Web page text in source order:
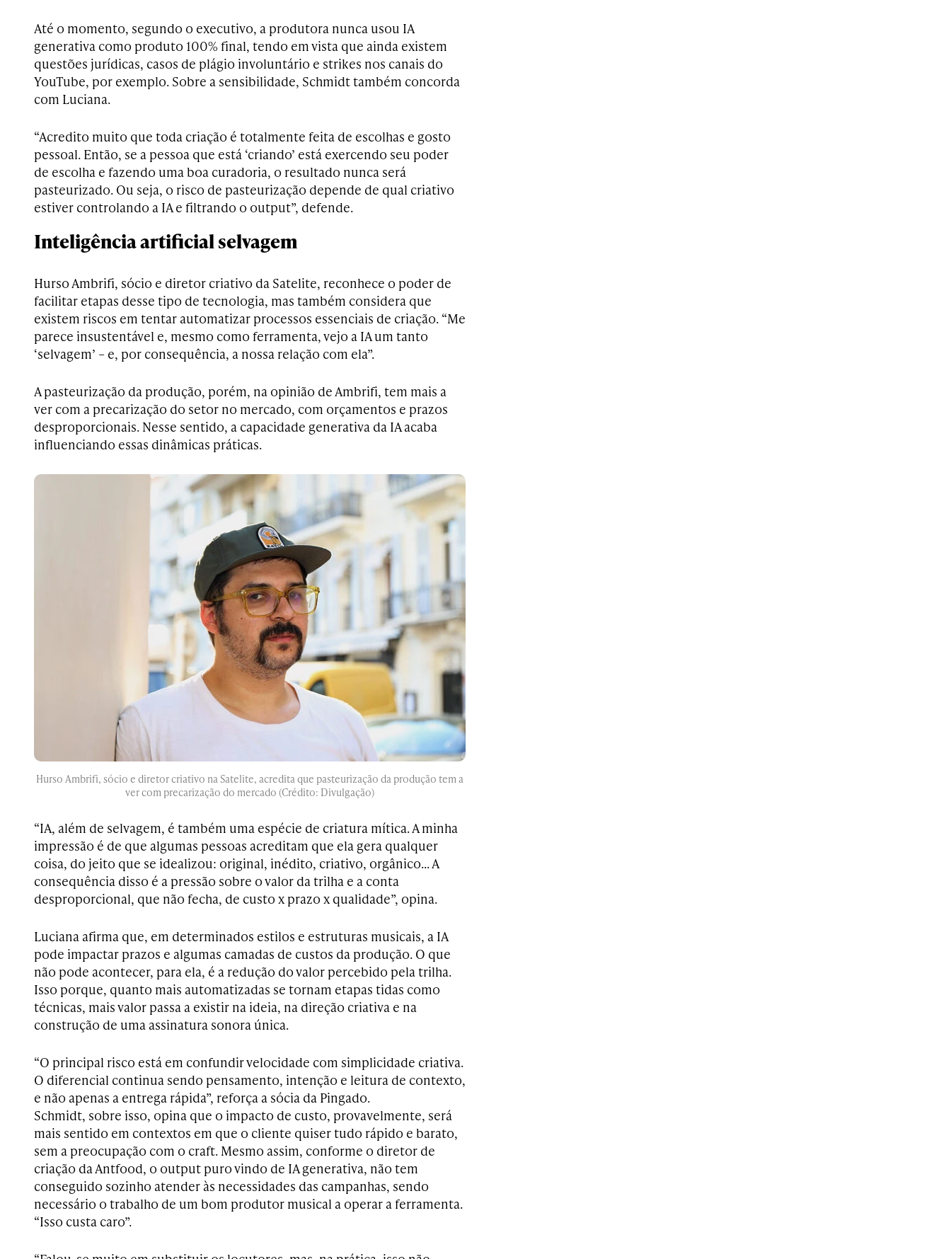
Até o momento, segundo o executivo, a produtora nunca usou IA
generativa como produto 100% final, tendo em vista que ainda existem
questões jurídicas, casos de plágio involuntário e strikes nos canais do
YouTube, por exemplo. Sobre a sensibilidade, Schmidt também concorda
com Luciana.
“Acredito muito que toda criação é totalmente feita de escolhas e gosto
pessoal. Então, se a pessoa que está ‘criando’ está exercendo seu poder
de escolha e fazendo uma boa curadoria, o resultado nunca será
pasteurizado. Ou seja, o risco de pasteurização depende de qual criativo
estiver controlando a IA e filtrando o output”, defende.
Inteligência artificial selvagem
Hurso Ambrifi, sócio e diretor criativo da Satelite, reconhece o poder de
facilitar etapas desse tipo de tecnologia, mas também considera que
existem riscos em tentar automatizar processos essenciais de criação. “Me
parece insustentável e, mesmo como ferramenta, vejo a IA um tanto
‘selvagem’ – e, por consequência, a nossa relação com ela”.
A pasteurização da produção, porém, na opinião de Ambrifi, tem mais a
ver com a precarização do setor no mercado, com orçamentos e prazos
desproporcionais. Nesse sentido, a capacidade generativa da IA acaba
influenciando essas dinâmicas práticas.
Hurso Ambrifi, sócio e diretor criativo na Satelite, acredita que pasteurização da produção tem a
ver com precarização do mercado (Crédito: Divulgação)
“IA, além de selvagem, é também uma espécie de criatura mítica. A minha
impressão é de que algumas pessoas acreditam que ela gera qualquer
coisa, do jeito que se idealizou: original, inédito, criativo, orgânico… A
consequência disso é a pressão sobre o valor da trilha e a conta
desproporcional, que não fecha, de custo x prazo x qualidade”, opina.
Luciana afirma que, em determinados estilos e estruturas musicais, a IA
pode impactar prazos e algumas camadas de custos da produção. O que
não pode acontecer, para ela, é a redução do valor percebido pela trilha.
Isso porque, quanto mais automatizadas se tornam etapas tidas como
técnicas, mais valor passa a existir na ideia, na direção criativa e na
construção de uma assinatura sonora única.
“O principal risco está em confundir velocidade com simplicidade criativa.
O diferencial continua sendo pensamento, intenção e leitura de contexto,
e não apenas a entrega rápida”, reforça a sócia da Pingado.
Schmidt, sobre isso, opina que o impacto de custo, provavelmente, será
mais sentido em contextos em que o cliente quiser tudo rápido e barato,
sem a preocupação com o craft. Mesmo assim, conforme o diretor de
criação da Antfood, o output puro vindo de IA generativa, não tem
conseguido sozinho atender às necessidades das campanhas, sendo
necessário o trabalho de um bom produtor musical a operar a ferramenta.
“Isso custa caro”.